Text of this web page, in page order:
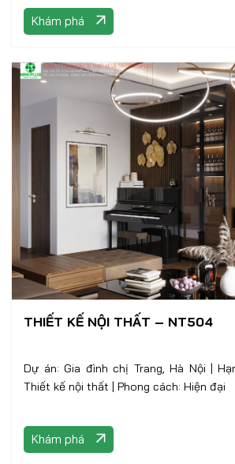
Khám phá
THIẾT KẾ NỘI THẤT – NT504
Dự án: Gia đình chị Trang, Hà Nội | Hạng mục thực hiện:
Thiết kế nội thất | Phong cách: Hiện đại
Khám phá